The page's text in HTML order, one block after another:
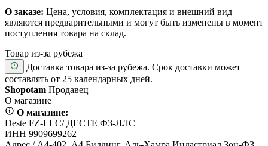
О заказе: Цена, условия, комплектация и внешний вид
являются предварительными и могут быть изменены в момент
поступления товара на склад.
Товар из-за рубежа
Доставка товара из-за рубежа. Срок доставки может
составлять от 25 календарных дней.
Shopotam Продавец
О магазине
О магазине:
Deste FZ-LLC/ ДЕСТЕ ФЗ-ЛЛС
ИНН 9909699262